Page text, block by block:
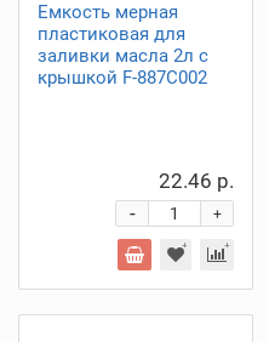
Емкость мерная
пластиковая для
заливки масла 2л с
крышкой F-887C002
22.46 р.
+
-